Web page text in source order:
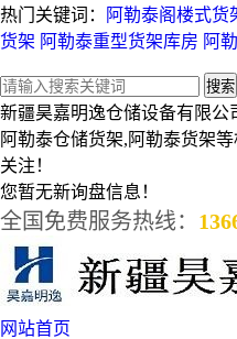
热门关键词： 阿勒泰阁楼式货
货架 阿勒泰重型货架库房 阿
新疆昊嘉明逸仓储设备有限公
阿勒泰仓储货架,阿勒泰货架
关注！
您暂无新询盘信息！
全国免费服务热线：
网站首页